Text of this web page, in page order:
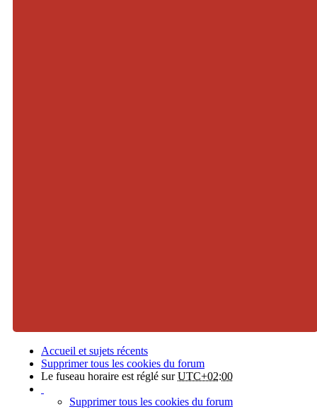
Accueil et sujets récents
Supprimer tous les cookies du forum
Le fuseau horaire est réglé surUTC+02:00
Supprimer tous les cookies du forum